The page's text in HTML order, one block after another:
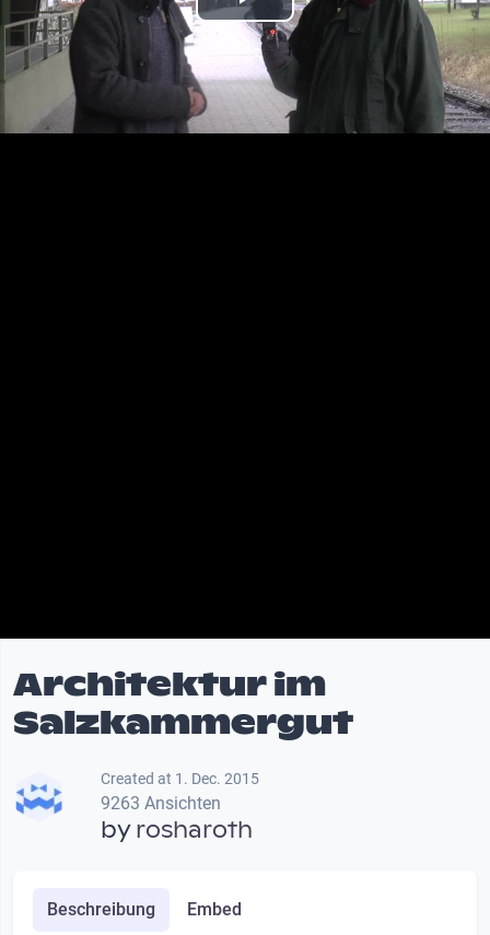
Play
Video
Architektur im
Salzkammergut
Created at 1. Dec. 2015
9263 Ansichten
byrosharoth
Beschreibung Embed